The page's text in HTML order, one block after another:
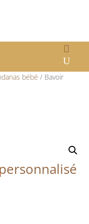
bébé / Bavoir